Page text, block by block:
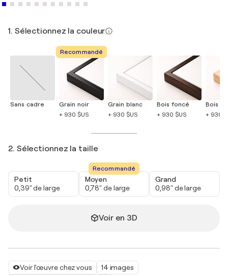
Voir l'œuvre chez vous
14 images
1. Sélectionnez la couleur
Sans cadre
Recommandé
Grain noir
+ 930 $US
Grain blanc
+ 930 $US
Bois foncé
+ 930 $US
Bois
+ 930
2. Sélectionnez la taille
Petit
0,39" de large
Recommandé
Moyen
0,78" de large
Grand
0,98" de large
Voir en 3D